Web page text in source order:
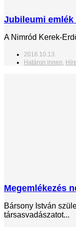
Jubileumi
A Nimród Kerek-
2016.10.13.
Határon innen
Megemlékezés
Bársony István
társasvadászatot...